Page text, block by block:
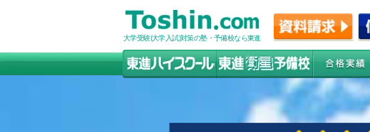
大学受験(大学入試)対策の塾・予備校なら東進